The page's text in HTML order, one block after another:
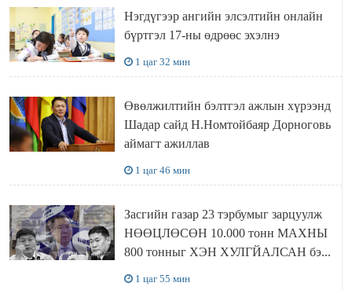
Нэгдүгээр ангийн элсэлтийн онлайн
бүртгэл 17-ны өдрөөс эхэлнэ
1 цаг 32 мин
Өвөлжилтийн бэлтгэл ажлын хүрээнд
Шадар сайд Н.Номтойбаяр Дорноговь
аймагт ажиллав
1 цаг 46 мин
Засгийн газар 23 тэрбумыг зарцуулж
НӨӨЦЛӨСӨН 10.000 тонн МАХНЫ
800 тонныг ХЭН ХУЛГЙАЛСАН бэ...
1 цаг 55 мин